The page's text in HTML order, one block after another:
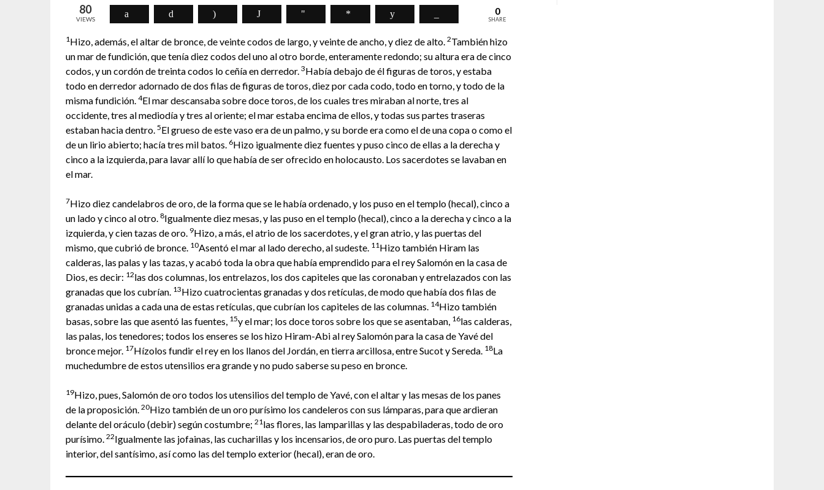
80
VIEWS
0
SHARE
1Hizo, además, el altar de bronce, de veinte codos de largo, y veinte de ancho, y diez de alto. 2También hizo
un mar de fundición, que tenía diez codos del uno al otro borde, enteramente redondo; su altura era de cinco
codos, y un cordón de treinta codos lo ceñía en derredor. 3Había debajo de él figuras de toros, y estaba
todo en derredor adornado de dos filas de figuras de toros, diez por cada codo, todo en torno, y todo de la
misma fundición. 4El mar descansaba sobre doce toros, de los cuales tres miraban al norte, tres al
occidente, tres al mediodía y tres al oriente; el mar estaba encima de ellos, y todas sus partes traseras
estaban hacia dentro. 5El grueso de este vaso era de un palmo, y su borde era como el de una copa o como el
de un lirio abierto; hacía tres mil batos. 6Hizo igualmente diez fuentes y puso cinco de ellas a la derecha y
cinco a la izquierda, para lavar allí lo que había de ser ofrecido en holocausto. Los sacerdotes se lavaban en
el mar.
7Hizo diez candelabros de oro, de la forma que se le había ordenado, y los puso en el templo (hecal), cinco a
un lado y cinco al otro. 8Igualmente diez mesas, y las puso en el templo (hecal), cinco a la derecha y cinco a la
izquierda, y cien tazas de oro. 9Hizo, a más, el atrio de los sacerdotes, y el gran atrio, y las puertas del
mismo, que cubrió de bronce. 10Asentó el mar al lado derecho, al sudeste. 11Hizo también Hiram las
calderas, las palas y las tazas, y acabó toda la obra que había emprendido para el rey Salomón en la casa de
Dios, es decir: 12las dos columnas, los entrelazos, los dos capiteles que las coronaban y entrelazados con las
granadas que los cubrían. 13Hizo cuatrocientas granadas y dos retículas, de modo que había dos filas de
granadas unidas a cada una de estas retículas, que cubrían los capiteles de las columnas. 14Hizo también
basas, sobre las que asentó las fuentes, 15y el mar; los doce toros sobre los que se asentaban, 16las calderas,
las palas, los tenedores; todos los enseres se los hizo Hiram-Abi al rey Salomón para la casa de Yavé del
bronce mejor. 17Hízolos fundir el rey en los llanos del Jordán, en tierra arcillosa, entre Sucot y Sereda. 18La
muchedumbre de estos utensilios era grande y no pudo saberse su peso en bronce.
19Hizo, pues, Salomón de oro todos los utensilios del templo de Yavé, con el altar y las mesas de los panes
de la proposición. 20Hizo también de un oro purísimo los candeleros con sus lámparas, para que ardieran
delante del oráculo (debir) según costumbre; 21las flores, las lamparillas y las despabiladeras, todo de oro
purísimo. 22Igualmente las jofainas, las cucharillas y los incensarios, de oro puro. Las puertas del templo
interior, del santísimo, así como las del templo exterior (hecal), eran de oro.